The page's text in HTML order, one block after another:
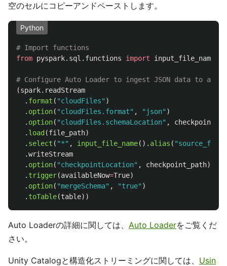
空のセルにコピーアンドペーストします。
Python
from pyspark.sql.functions import input_file_name
(spark. readStream
. format ( "cloudFiles" )
. option( "cloudFiles.format" , " json" )
. option( "cloudFiles.schemaLocation" ,
. load (file_path)
. select ( "*" , input_file_name(). alias ( "source_file
.writeStream
. option( "checkpointLocation" , checkpoint_path)
. trigger(availableNow=True)
. option( "mergeSchema" , "true" )
. toTable(table))
Auto Loaderの詳細に関しては、 Auto Loaderをご覧くだ
さい。
Unity Catalogと構造化ストリーミングに関しては、 Usin